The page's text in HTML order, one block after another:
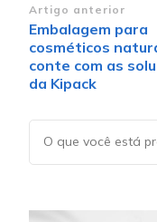
Artigo anterior
Embalagem para
cosméticos
conte com as
da Kipack
Procurando
algo?